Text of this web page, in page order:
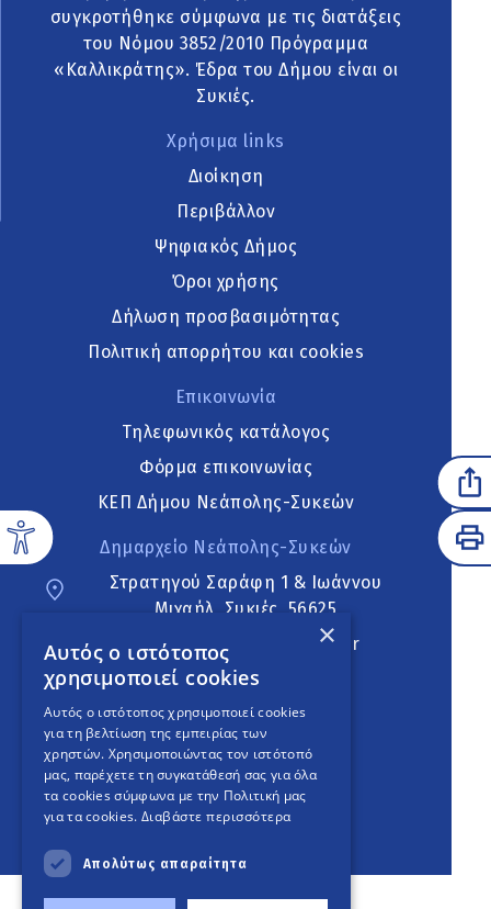
συγκροτήθηκε σύμφωνα με τις διατάξεις
του Νόμου 3852/2010 Πρόγραμμα
«Καλλικράτης». Έδρα του Δήμου είναι οι
Συκιές.
Χρήσιμα links
Διοίκηση
Περιβάλλον
Ψηφιακός Δήμος
Όροι χρήσης
Δήλωση προσβασιμότητας
Πολιτική απορρήτου και cookies
Επικοινωνία
Τηλεφωνικός κατάλογος
Φόρμα επικοινωνίας
ΚΕΠ Δήμου Νεάπολης-Συκεών
Δημαρχείο Νεάπολης-Συκεών
Στρατηγού Σαράφη 1 & Ιωάννου
Μιχαήλ, Συκιές, 56625
neapoli.sykies@ddt.gov.gr
Ακολουθήστε
English Version
An project
×
Αυτός ο ιστότοπος
χρησιμοποιεί cookies
Αυτός ο ιστότοπος χρησιμοποιεί cookies
για τη βελτίωση της εμπειρίας των
χρηστών. Χρησιμοποιώντας τον ιστότοπό
μας, παρέχετε τη συγκατάθεσή σας για όλα
τα cookies σύμφωνα με την Πολιτική μας
για τα cookies. Διαβάστε περισσότερα
Απολύτως απαραίτητα